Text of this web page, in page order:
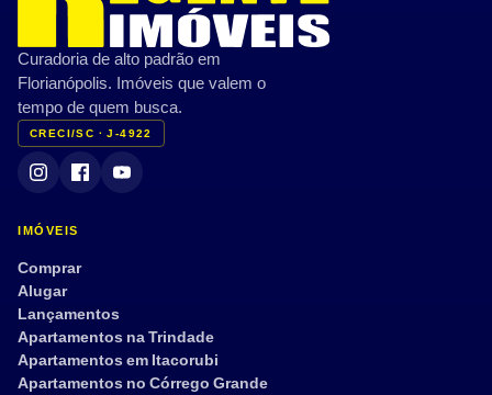
Curadoria de alto padrão em
Florianópolis. Imóveis que valem o
tempo de quem busca.
CRECI/SC · J-4922
IMÓVEIS
Comprar
Alugar
Lançamentos
Apartamentos na Trindade
Apartamentos em Itacorubi
Apartamentos no Córrego Grande